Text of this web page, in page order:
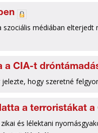
médiában
a CIA-t
hogy szeretné
a terroristákat a
és lélektani